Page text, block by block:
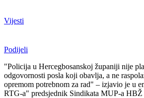
Vijesti
Podijeli
"Policija u Hercegbosanskoj županiji nije
odgovornosti posla koji obavlja, a ne
opremom potrebnom za rad" – izjavio je u
RTG-a" predsjednik Sindikata MUP-a